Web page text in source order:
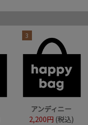
3
アンディニー
2,200円 (税込)